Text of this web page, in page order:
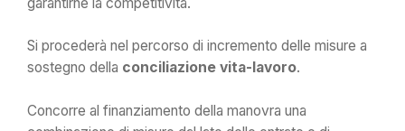
Si procederà nel percorso di incremento delle misure a
sostegno della conciliazione vita-lavoro.
Concorre al finanziamento della manovra una